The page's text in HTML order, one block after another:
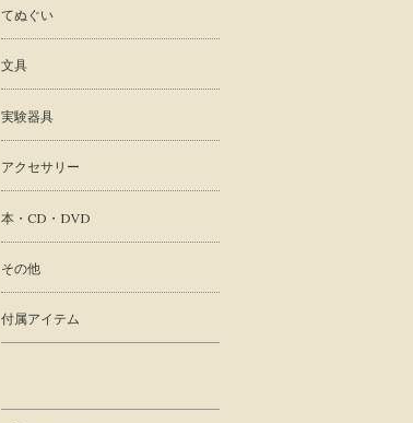
てぬぐい
文具
実験器具
アクセサリー
本・CD・DVD
その他
付属アイテム